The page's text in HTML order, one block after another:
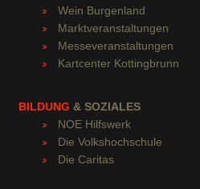
Wein Burgenland
Marktveranstaltungen
Messeveranstaltungen
Kartcenter Kottingbrunn
BILDUNG & SOZIALES
NOE Hilfswerk
Die Volkshochschule
Die Caritas